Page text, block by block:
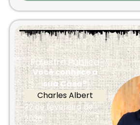
Palestra Pública
Você conhece a
sua Casa?
Charles Albert
22 de fevereiro de
2026